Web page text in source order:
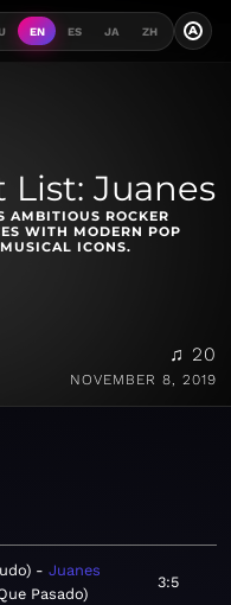
EN ES JA ZH A
List: Juanes
AMBITIOUS ROCKER
WITH MODERN POP
ICONS.
♫ 20
NOVEMBER 8, 2019
Juanes
Pasado
3:5